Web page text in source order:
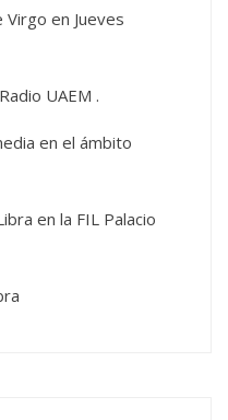
en Jueves
UAEM .
en el ámbito
en la FIL Palacio